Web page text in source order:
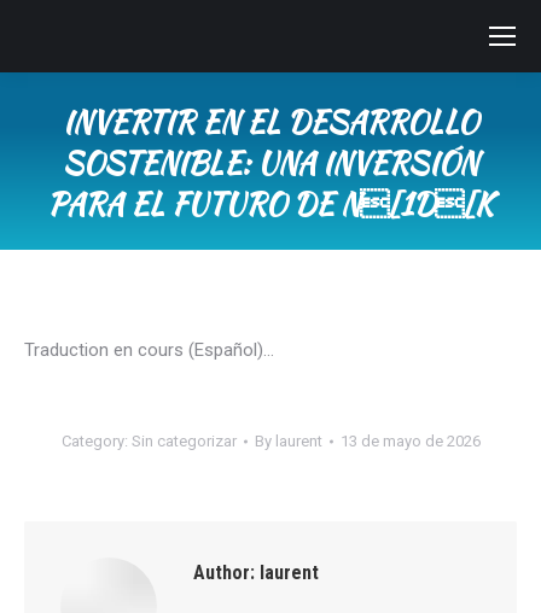
INVERTIR EN EL DESARROLLO
SOSTENIBLE: UNA INVERSIÓN
PARA EL FUTURO DE N[1D[K
Traduction en cours (Español)…
Category: Sin categorizar By laurent 13 de mayo de 2026
Author: laurent